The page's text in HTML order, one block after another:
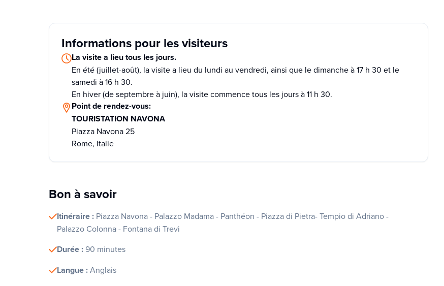
Informations pour les visiteurs
La visite a lieu tous les jours.
En été (juillet-août), la visite a lieu du lundi au vendredi, ainsi que le dimanche à 17 h 30 et le
samedi à 16 h 30.
En hiver (de septembre à juin), la visite commence tous les jours à 11 h 30.
Point de rendez-vous:
TOURISTATION NAVONA
Piazza Navona 25
Rome, Italie
Bon à savoir
Itinéraire : Piazza Navona - Palazzo Madama - Panthéon - Piazza di Pietra- Tempio di Adriano -
Palazzo Colonna - Fontana di Trevi
Durée :90 minutes
Langue :Anglais